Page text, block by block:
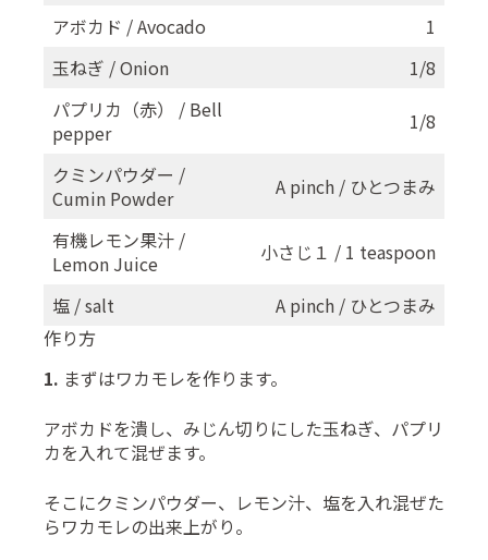
アボカド / Avocado
1
玉ねぎ / Onion
1/8
パプリカ（赤） / Bell
pepper
1/8
クミンパウダー /
Cumin Powder
A pinch / ひとつまみ
有機レモン果汁 /
Lemon Juice
小さじ１ / 1 teaspoon
塩 / salt
A pinch / ひとつまみ
作り方
1. まずはワカモレを作ります。
アボカドを潰し、みじん切りにした玉ねぎ、パプリ
カを入れて混ぜます。
そこにクミンパウダー、レモン汁、塩を入れ混ぜた
らワカモレの出来上がり。